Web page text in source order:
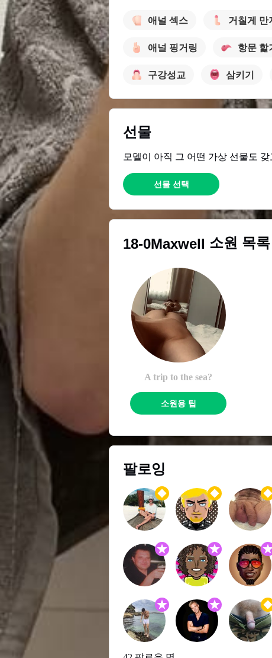
애널 섹스 거칠게 만
애널 핑거링 항문 핥
구강성교 삼키기
선물
모델이 아직 그 어떤 가상 선물도
선물 선택
18-0Maxwell 소원 목록
A trip to the sea?
소원용 팁
팔로잉